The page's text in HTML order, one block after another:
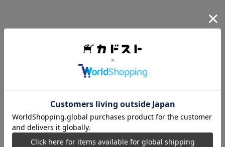
作詞／作曲：藤本記子
「Cross my heart」
作詞：藤本記子
作曲／編曲：SigN
歌：Rita